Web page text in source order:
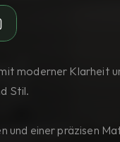
moderner Klarheit
Stil.
und einer präzisen